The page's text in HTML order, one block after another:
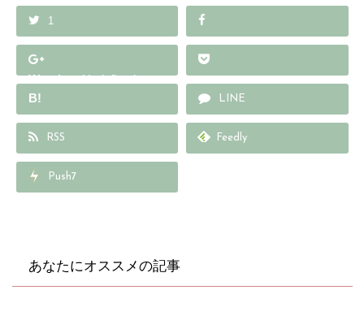
1
Warning: Undefined array
key "Google+" in
/home/wp578429/cul-
into.com/public_html/wp
-content/plugins/sns-
count-cache/sns-count-
B! LINE
RSS Feedly
Push7
あなたにオススメの記事